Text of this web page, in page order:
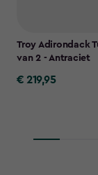
Troy Adirondack
van 2 - Antraciet
€
€ 219,95